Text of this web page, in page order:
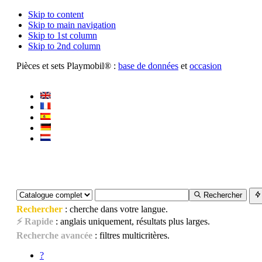
Skip to content
Skip to main navigation
Skip to 1st column
Skip to 2nd column
Pièces et sets Playmobil® : base de donnéeset occasion
Rechercher
Rechercher: cherche dans votre langue.
⚡ Rapide: anglais uniquement, résultats plus larges.
Recherche avancée: filtres multicritères.
?